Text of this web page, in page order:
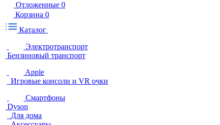
Отложенные 0
Корзина 0
Каталог
Электротранспорт
Бензиновый транспорт
Apple
Игровые консоли и VR очки
Смартфоны
Dyson
Для дома